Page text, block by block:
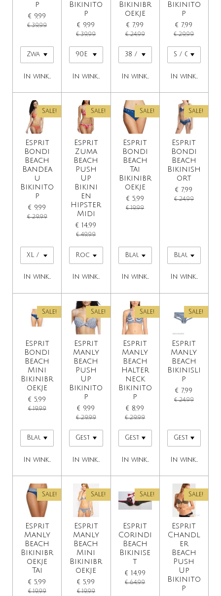
p
€ 9,99
€ 39,99
In winkelwagen
Bikinito
p
€ 9,99
€ 39,99
In winkelwagen
Bikinibr
oekje
€ 7,99
€ 24,99
In winkelwagen
Bikinito
p
€ 7,99
€ 29,99
In
Sale!
Esprit
Bondi
Beach
Bandea
u
Bikinito
p
€ 9,99
€ 29,99
In winkelwagen
Sale!
Esprit
Zuma
Beach
Push
Up
Bikini
en
Hipster
Midi
€ 14,99
€ 49,99
In winkelwagen
Sale!
Esprit
Bondi
Beach
Tai
Bikinibr
oekje
€ 5,99
€ 19,99
In winkelwagen
Sale!
Esprit
Bondi
Beach
Bikinish
ort
€ 7,99
€ 24,99
In
Sale!
Esprit
Bondi
Beach
Mini
Bikinibr
oekje
€ 5,99
€ 19,99
In winkelwagen
Sale!
Esprit
Manly
Beach
Push
Up
Bikinito
p
€ 9,99
€ 29,99
In winkelwagen
Sale!
Esprit
Manly
Beach
Halter
neck
Bikinito
p
€ 8,99
€ 29,99
In winkelwagen
Sale!
Esprit
Manly
Beach
Bikinisli
p
€ 7,99
€ 24,99
In
Sale!
Esprit
Manly
Beach
Bikinibr
oekje
Tai
€ 5,99
€ 19,99
Sale!
Esprit
Manly
Beach
Mini
Bikinibr
oekje
€ 5,99
€ 19,99
Sale!
Esprit
Corindi
Beach
Bikinise
t
€ 14,99
€ 64,99
Sale!
Esprit
Chandl
er
Beach
Push
Up
Bikinito
p